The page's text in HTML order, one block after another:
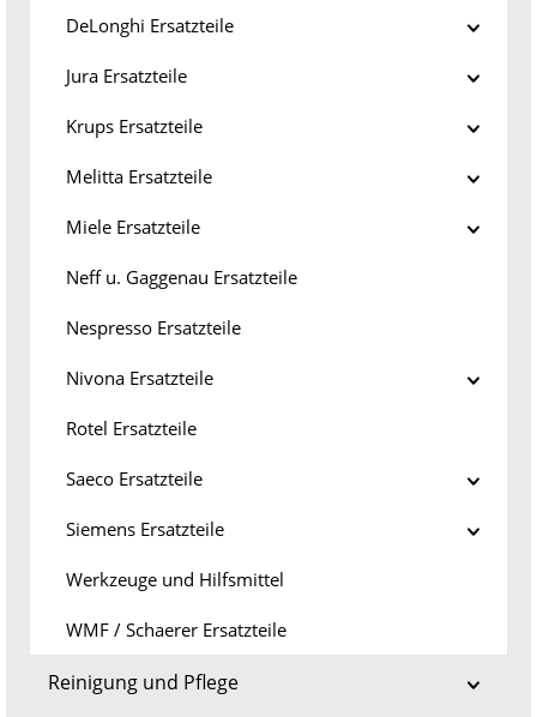
DeLonghi Ersatzteile
Jura Ersatzteile
Krups Ersatzteile
Melitta Ersatzteile
Miele Ersatzteile
Neff u. Gaggenau Ersatzteile
Nespresso Ersatzteile
Nivona Ersatzteile
Rotel Ersatzteile
Saeco Ersatzteile
Siemens Ersatzteile
Werkzeuge und Hilfsmittel
WMF / Schaerer Ersatzteile
Reinigung und Pflege